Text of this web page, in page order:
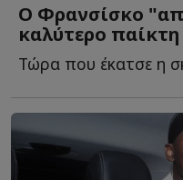
Ο Φρανσίσκο
καλύτερο